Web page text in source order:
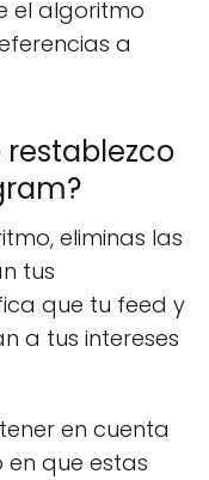
el algoritmo
a
eliminas las
tus
que tu feed y
a tus intereses
en cuenta
que estas